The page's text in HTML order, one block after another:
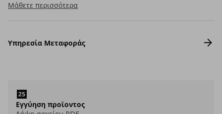
Μάθετε περισσότερα
Υπηρεσία Μεταφοράς
Εγγύηση προϊοντος